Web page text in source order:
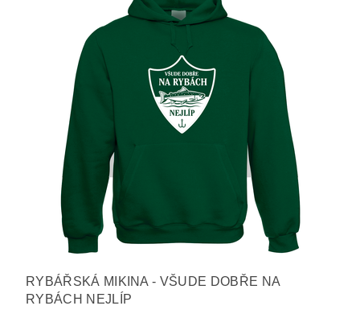
RYBÁŘSKÁ MIKINA - VŠUDE DOBŘE NA
RYBÁCH NEJLÍP